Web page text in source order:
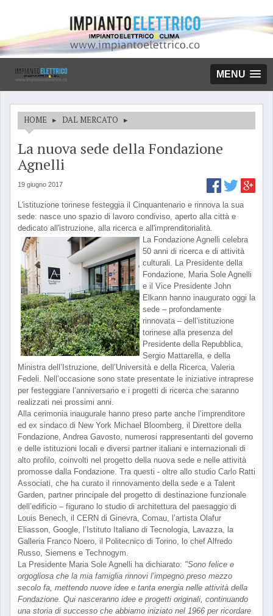
MENU
HOME ▸ DAL MERCATO ▸
La nuova sede della Fondazione
Agnelli
19 giugno 2017
L'istituzione torinese festeggia il Cinquantenario e rinnova la sua
sede: nasce uno spazio di lavoro condiviso, aperto alla città e
dedicato all'istruzione, alla ricerca e all'imprenditorialità.
La Fondazione Agnelli celebra
50 anni di ricerca e di attività
culturali. La Presidente della
Fondazione, Maria Sole Agnelli
e il Vice Presidente John
Elkann hanno inaugurato oggi la
sede – profondamente
rinnovata – dell’istituzione
torinese alla presenza del
Presidente della Repubblica,
Sergio Mattarella, e della
Ministra dell’Istruzione, dell’Università e della Ricerca, Valeria
Fedeli. Nell’occasione sono state presentate le iniziative intraprese
per festeggiare l’anniversario e i progetti di ricerca che saranno
realizzati nei prossimi anni.
Alla cerimonia inaugurale hanno preso parte anche l’imprenditore
ed ex sindaco di New York Michael Bloomberg, il Direttore della
Fondazione, Andrea Gavosto, numerosi rappresentanti del governo
e delle istituzioni locali e diversi partner italiani e internazionali di
alto profilo, coinvolti nel progetto della nuova sede e nelle attività
promosse dalla Fondazione. Tra questi - oltre allo studio Carlo Ratti
Associati, che ha curato il rinnovamento della sede e a Talent
Garden, partner principale del progetto di destinazione funzionale
dell’edificio – figurano lo studio di architettura del paesaggio di
Louis Benech, il CERN di Ginevra, Comau, l’artista Olafur
Eliasson, Google, l’Istituto Italiano di Tecnologia, Lavazza, la
Galleria Franco Noero, il Politecnico di Torino, lo chef Alfredo
Russo, Siemens e Technogym.
La Presidente Maria Sole Agnelli ha dichiarato: "Sono felice e
orgogliosa che la mia famiglia rinnovi l’impegno preso mezzo
secolo fa, mettendo nuove idee e tanta energia nelle attività della
Fondazione. Qui nasceranno idee e progetti originali, continuando
una storia di successo che abbiamo iniziato nel 1966 per ricordare